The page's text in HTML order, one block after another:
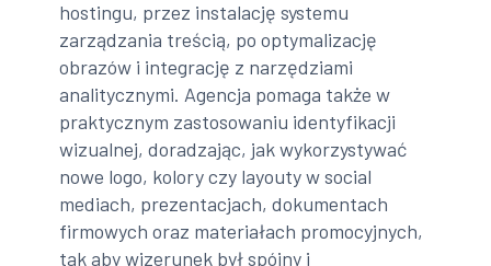
hostingu, przez instalację systemu
zarządzania treścią, po optymalizację
obrazów i integrację z narzędziami
analitycznymi. Agencja pomaga także w
praktycznym zastosowaniu identyfikacji
wizualnej, doradzając, jak wykorzystywać
nowe logo, kolory czy layouty w social
mediach, prezentacjach, dokumentach
firmowych oraz materiałach promocyjnych,
tak aby wizerunek był spójny i